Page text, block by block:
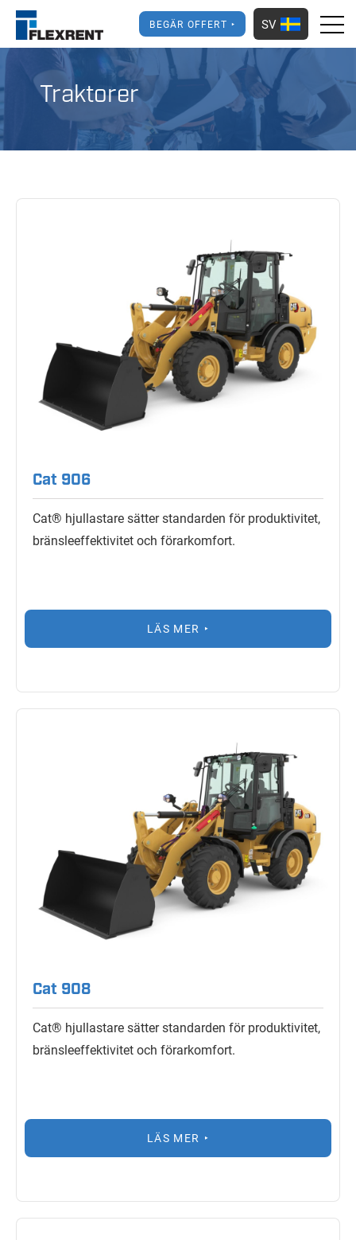
BEGÄR OFFERT SV
Traktorer
Cat 906
Cat® hjullastare sätter standarden för produktivitet,
bränsleeffektivitet och förarkomfort.
LÄS MER
Cat 908
Cat® hjullastare sätter standarden för produktivitet,
bränsleeffektivitet och förarkomfort.
LÄS MER